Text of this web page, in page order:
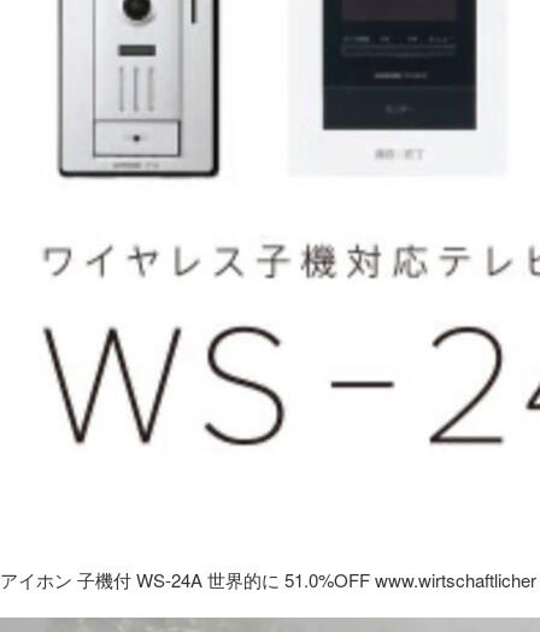
アイホン 子機付 WS-24A 世界的に 51.0%OFF www.wirtschaftlicher